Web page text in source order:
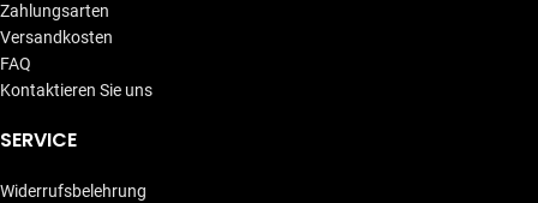
Zahlungsarten
Versandkosten
FAQ
Kontaktieren Sie uns
SERVICE
Widerrufsbelehrung